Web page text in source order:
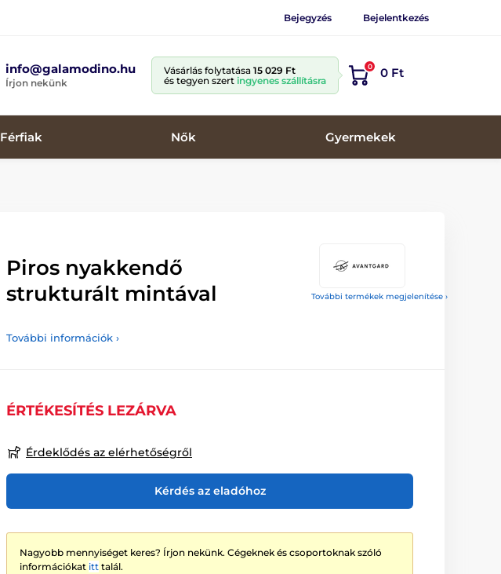
Bejegyzés Bejelentkezés
info@galamodino.hu
Írjon nekünk
Vásárlás folytatása 15 029 Ft
és tegyen szert ingyenes szállításra
0 0 Ft
Férfiak Nők Gyermekek
További termékek megjelenítése ›
Piros nyakkendő
strukturált mintával
További információk ›
ÉRTÉKESÍTÉS LEZÁRVA
Érdeklődés az elérhetőségről
Kérdés az eladóhoz
Nagyobb mennyiséget keres? Írjon nekünk. Cégeknek és csoportoknak szóló
információkat itt talál.